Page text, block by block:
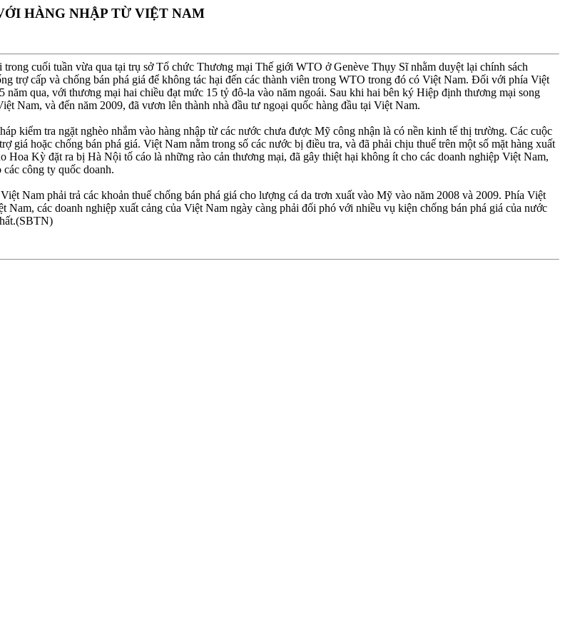
HÀNG NHẬP TỪ VIỆT NAM
cuối tuần vừa qua tại trụ sở Tổ chức Thương mại Thế giới WTO ở Genève Thụy Sĩ nhằm duyệt lại chính sách
trợ cấp và chống bán phá giá để không tác hại đến các thành viên trong WTO trong đó có Việt Nam. Ðối với phía Việt
qua, với thương mại hai chiều đạt mức 15 tỷ đô-la vào năm ngoái. Sau khi hai bên ký Hiệp định thương mại song
Nam, và đến năm 2009, đã vươn lên thành nhà đầu tư ngoại quốc hàng đầu tại Việt Nam.
kiểm tra ngặt nghèo nhắm vào hàng nhập từ các nước chưa được Mỹ công nhận là có nền kinh tế thị trường. Các cuộc
giá hoặc chống bán phá giá. Việt Nam nằm trong số các nước bị điều tra, và đã phải chịu thuế trên một số mặt hàng xuất
Hoa Kỳ đặt ra bị Hà Nội tố cáo là những rào cản thương mại, đã gây thiệt hại không ít cho các doanh nghiệp Việt Nam,
công ty quốc doanh.
Nam phải trả các khoản thuế chống bán phá giá cho lượng cá da trơn xuất vào Mỹ vào năm 2008 và 2009. Phía Việt
các doanh nghiệp xuất cảng của Việt Nam ngày càng phải đối phó với nhiều vụ kiện chống bán phá giá của nước